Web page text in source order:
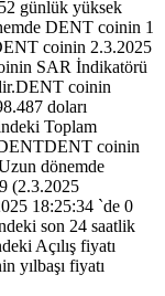
günlük yüksek
DENT coinin 1
coinin 2.3.2025
SAR İndikatörü
coinin
doları
Toplam
coinin
dönemde
(2.3.2025
18:25:34 `de 0
son 24 saatlik
Açılış fiyatı
yılbaşı fiyatı